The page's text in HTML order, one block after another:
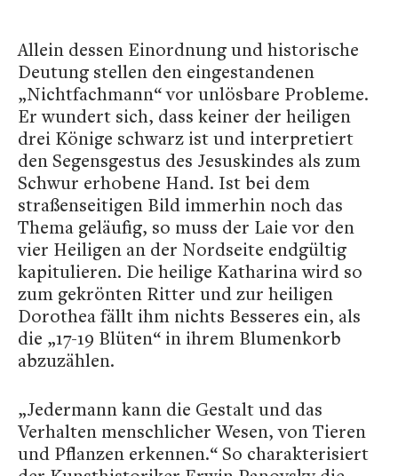
Allein dessen Einordnung und historische
Deutung stellen den eingestandenen
„Nichtfachmann“ vor unlösbare Probleme.
Er wundert sich, dass keiner der heiligen
drei Könige schwarz ist und interpretiert
den Segensgestus des Jesuskindes als zum
Schwur erhobene Hand. Ist bei dem
straßenseitigen Bild immerhin noch das
Thema geläufig, so muss der Laie vor den
vier Heiligen an der Nordseite endgültig
kapitulieren. Die heilige Katharina wird so
zum gekrönten Ritter und zur heiligen
Dorothea fällt ihm nichts Besseres ein, als
die „17-19 Blüten“ in ihrem Blumenkorb
abzuzählen.
„Jedermann kann die Gestalt und das
Verhalten menschlicher Wesen, von Tieren
und Pflanzen erkennen.“ So charakterisiert